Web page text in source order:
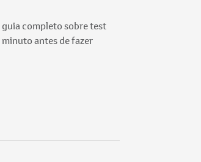
guia completo sobre test
antes de fazer